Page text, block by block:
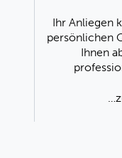
Ihr Anliegen
persönlichen
Ihnen